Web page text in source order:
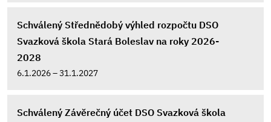
Schválený Střednědobý výhled rozpočtu DSO
Svazková škola Stará Boleslav na roky 2026-
2028
6.1.2026 – 31.1.2027
Schválený Závěrečný účet DSO Svazková škola